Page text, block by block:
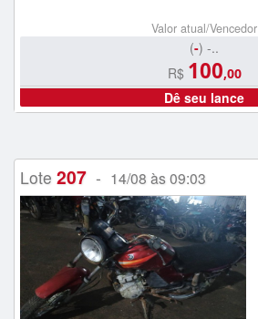
Valor atual/Vencedor
(-) -..
R$ 100,00
Dê seu lance
Lote 207 - 14/08 às 09:03